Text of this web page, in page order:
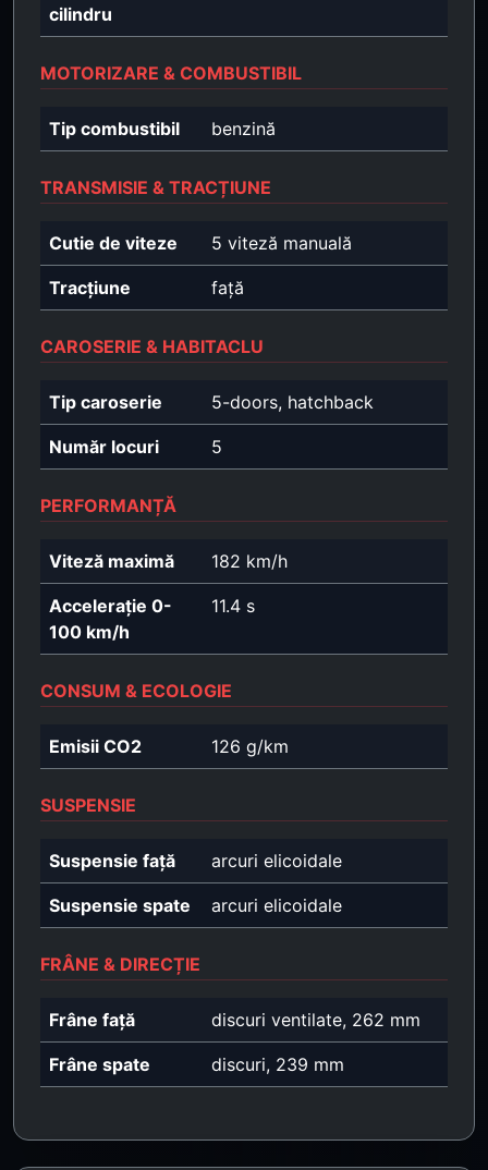
cilindru
MOTORIZARE & COMBUSTIBIL
Tip combustibil benzină
TRANSMISIE & TRACȚIUNE
Cutie de viteze 5 viteză manuală
Tracțiune față
CAROSERIE & HABITACLU
Tip caroserie 5-doors, hatchback
Număr locuri 5
PERFORMANȚĂ
Viteză maximă 182 km/h
Accelerație 0-
100 km/h
11.4 s
CONSUM & ECOLOGIE
Emisii CO2 126 g/km
SUSPENSIE
Suspensie față arcuri elicoidale
Suspensie spate arcuri elicoidale
FRÂNE & DIRECȚIE
Frâne față discuri ventilate, 262 mm
Frâne spate discuri, 239 mm